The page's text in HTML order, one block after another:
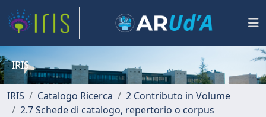
IRIS
IRIS Catalogo Ricerca
2 Contributo in Volume
2.7 Schede di catalogo, repertorio o corpus